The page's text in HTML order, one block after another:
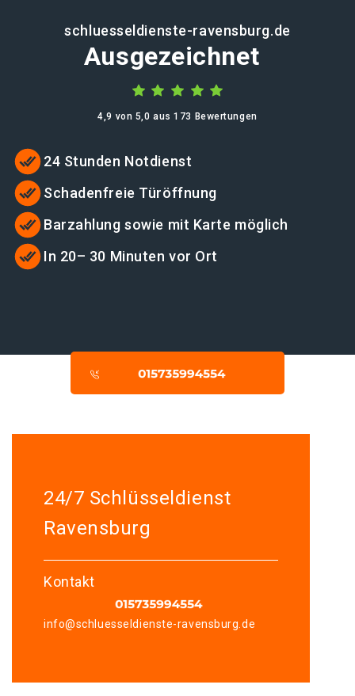
schluesseldienste-ravensburg.de
Ausgezeichnet
4,9 von 5,0 aus 173 Bewertungen
24 Stunden Notdienst
Schadenfreie Türöffnung
Barzahlung sowie mit Karte möglich
In 20– 30 Minuten vor Ort
24/7 Schlüsseldienst
Ravensburg
Kontakt
info@schluesseldienste-ravensburg.de